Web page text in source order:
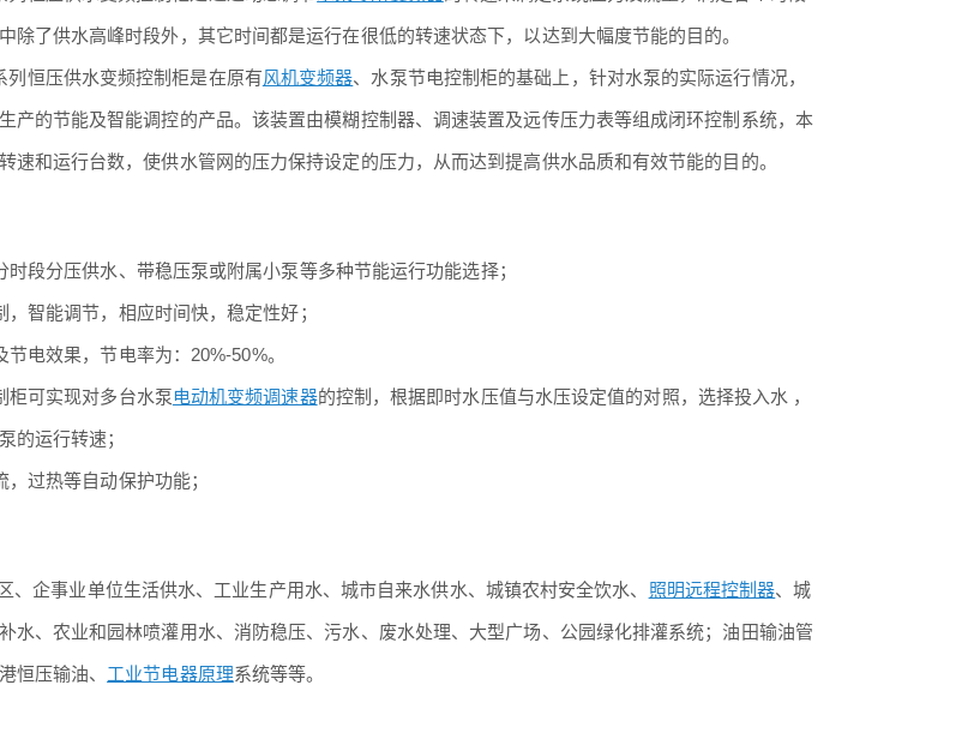
除了供水高峰时段外，其它时间都是运行在很低的转速状态下，以达到大幅度节能的目的。
恒压供水变频控制柜是在原有风机变频器、水泵节电控制柜的基础上，针对水泵的实际运行情况，
产的节能及智能调控的产品。该装置由模糊控制器、调速装置及远传压力表等组成闭环控制系统，本
速和运行台数，使供水管网的压力保持设定的压力，从而达到提高供水品质和有效节能的目的。
段分压供水、带稳压泵或附属小泵等多种节能运行功能选择；
智能调节，相应时间快，稳定性好；
电效果，节电率为：20%-50%。
可实现对多台水泵电动机变频调速器的控制，根据即时水压值与水压设定值的对照，选择投入水 ，
的运行转速；
过热等自动保护功能；
企事业单位生活供水、工业生产用水、城市自来水供水、城镇农村安全饮水、 照明远程控制器、城
水、农业和园林喷灌用水、消防稳压、污水、废水处理、大型广场、公园绿化排灌系统；油田输油管
恒压输油、 工业节电器原理系统等等。